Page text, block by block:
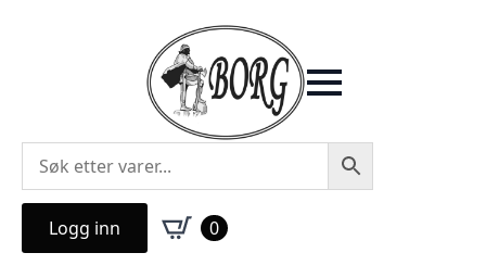
Logg inn 0